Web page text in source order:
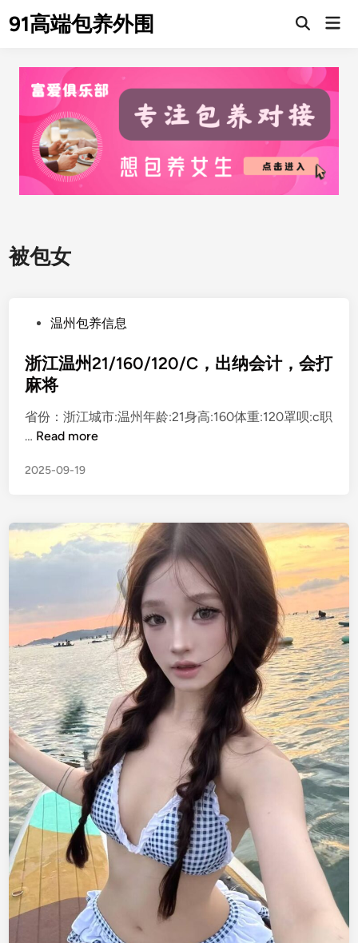
to91高端包养外围
被包女
s
t
d
i
温州包养信息
浙江温州21/160/120/C，出纳会计，会打
麻将
省份：浙江城市:温州年龄:21身高:160体重:120罩呗:c职
… 浙
温
1
/
0
/
1
2
0
/
C
，
出
纳
会
计
，
会
打
麻
Read more
2025-09-19